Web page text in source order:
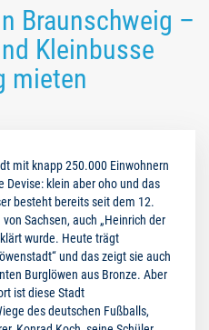
Braunschweig –
Kleinbusse
mieten
mit knapp 250.000 Einwohnern
klein aber oho und das
besteht bereits seit dem 12.
Sachsen, auch „Heinrich der
wurde. Heute trägt
und das zeigt sie auch
Burglöwen aus Bronze. Aber
ist diese Stadt
des deutschen Fußballs,